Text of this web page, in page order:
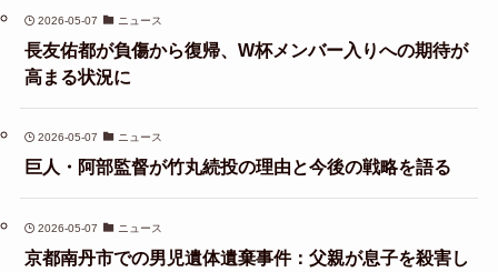
2026-05-07 ニュース
長友佑都が負傷から復帰、W杯メンバー入りへの期待が
高まる状況に
2026-05-07 ニュース
巨人・阿部監督が竹丸続投の理由と今後の戦略を語る
2026-05-07 ニュース
京都南丹市での男児遺体遺棄事件：父親が息子を殺害し